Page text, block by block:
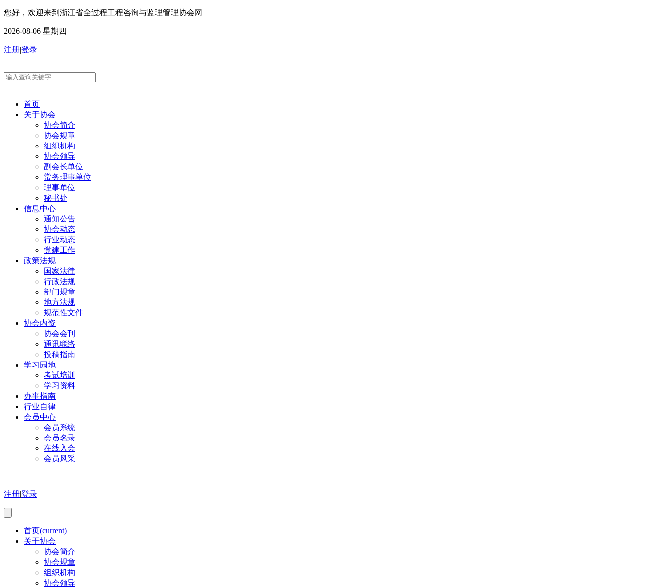
您好，欢迎来到浙江省全过程工程咨询与监理管理协会网
2026-08-06 星期四
注册|登录
首页
关于协会
协会简介
协会规章
组织机构
协会领导
副会长单位
常务理事单位
理事单位
秘书处
信息中心
通知公告
协会动态
行业动态
党建工作
政策法规
国家法律
行政法规
部门规章
地方法规
规范性文件
协会内资
协会会刊
通讯联络
投稿指南
学习园地
考试培训
学习资料
办事指南
行业自律
会员中心
会员系统
会员名录
在线入会
会员风采
注册|登录
首页(current)
关于协会 +
协会简介
协会规章
组织机构
协会领导